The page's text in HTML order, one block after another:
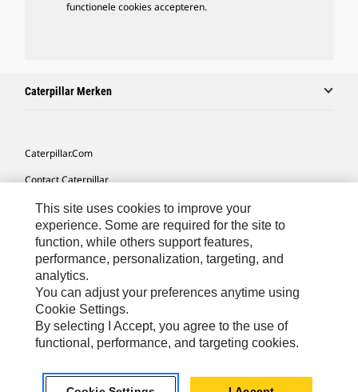
functionele cookies accepteren.
Caterpillar Merken
Caterpillar.com
Contact Caterpillar
Mijn Marketingvoorkeuren
Site Map
Cookie Settings
Legal
Privacy
Europe-Dutch© 2026 Caterpillar. Alle rechten voorbehouden.
This site uses cookies to improve your
experience. Some are required for the site to
function, while others support features,
performance, personalization, targeting, and
analytics.
You can adjust your preferences anytime using
Cookie Settings.
By selecting I Accept, you agree to the use of
functional, performance, and targeting cookies.